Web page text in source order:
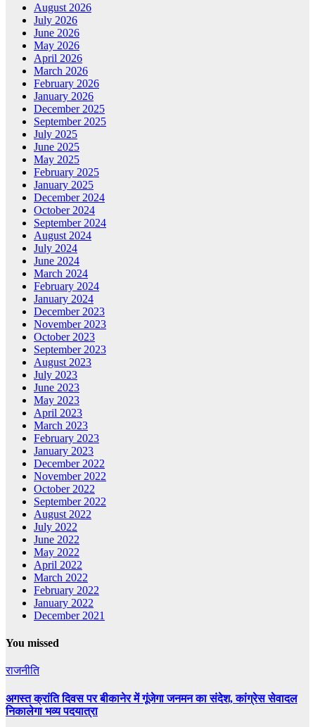
August 2026
July 2026
June 2026
May 2026
April 2026
March 2026
February 2026
January 2026
December 2025
September 2025
July 2025
June 2025
May 2025
February 2025
January 2025
December 2024
October 2024
September 2024
August 2024
July 2024
June 2024
March 2024
February 2024
January 2024
December 2023
November 2023
October 2023
September 2023
August 2023
July 2023
June 2023
May 2023
April 2023
March 2023
February 2023
January 2023
December 2022
November 2022
October 2022
September 2022
August 2022
July 2022
June 2022
May 2022
April 2022
March 2022
February 2022
January 2022
December 2021
You missed
राजनीति
अगस्त क्रांति दिवस पर बीकानेर में गूंजेगा जनमन का संदेश, कांग्रेस सेवादल
निकालेगा भव्य पदयात्रा